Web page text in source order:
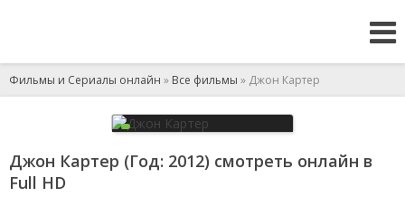
Фильмы и Сериалы онлайн » Все фильмы » Джон Картер
Джон Картер (Год: 2012) смотреть онлайн в
Full HD